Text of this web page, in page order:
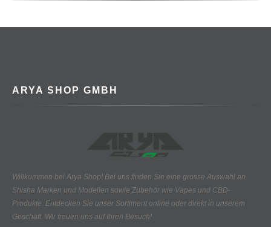
ARYA SHOP GMBH
Willkommen bei Arya Shop! Bei uns finden Sie eine grosse Auswahl an
Shisha Marken und Modellen sowie Zubehör wie Vapes und CBD-
Produkte. Entdecken Sie unser Sortiment online oder direkt in unserem
Geschäft. Wir freuen uns auf Ihren Besuch!